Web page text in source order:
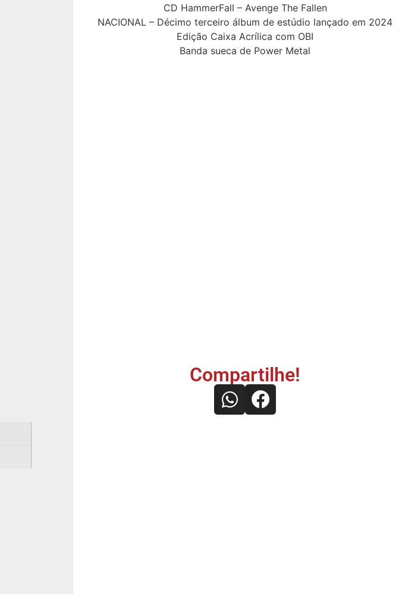
CD HammerFall – Avenge The Fallen
NACIONAL – Décimo terceiro álbum de estúdio lançado em 2024
Edição Caixa Acrílica com OBI
Banda sueca de Power Metal
Compartilhe!